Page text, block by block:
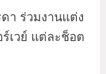
า ร่วมงานแต่ง
เวย์ แต่ละช็อต